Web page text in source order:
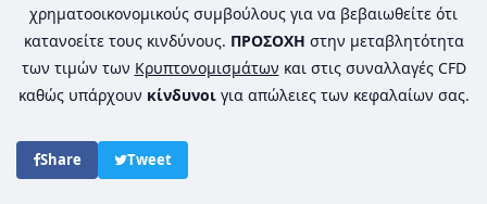
χρηματοοικονομικούς συμβούλους για να βεβαιωθείτε ότι
κατανοείτε τους κινδύνους. ΠΡΟΣΟΧΗ στην μεταβλητότητα
των τιμών των Κρυπτονομισμάτων και στις συναλλαγές CFD
καθώς υπάρχουν κίνδυνοιγια απώλειες των κεφαλαίων σας.
Share Tweet